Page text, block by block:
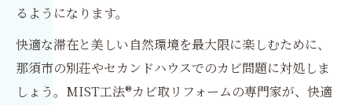
るようになります。
快適な滞在と美しい自然環境を最大限に楽しむために、
那須市の別荘やセカンドハウスでのカビ問題に対処しま
しょう。MIST工法®カビ取リフォームの専門家が、快適